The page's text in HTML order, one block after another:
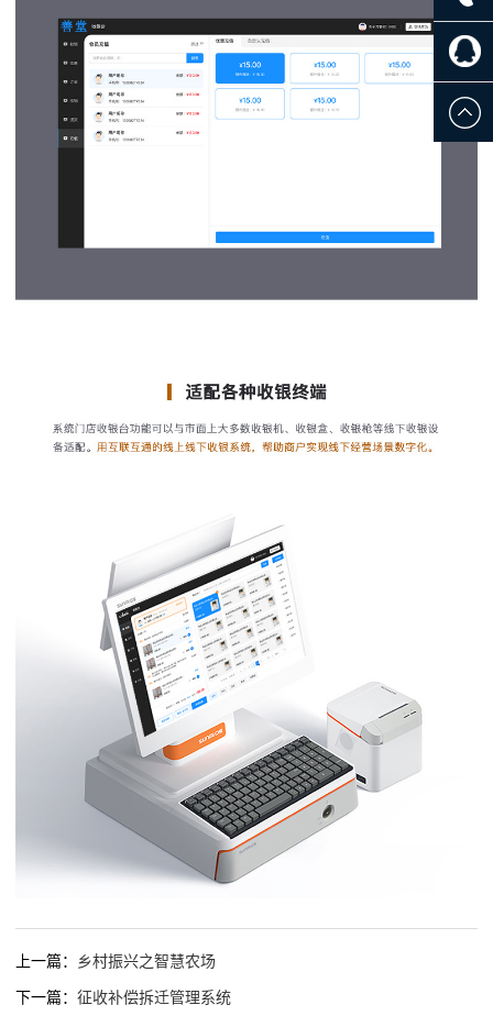
上一篇： 乡村振兴之智慧农场
下一篇： 征收补偿拆迁管理系统